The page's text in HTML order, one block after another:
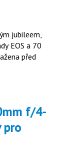
jubileem,
EOS a 70
před
pro